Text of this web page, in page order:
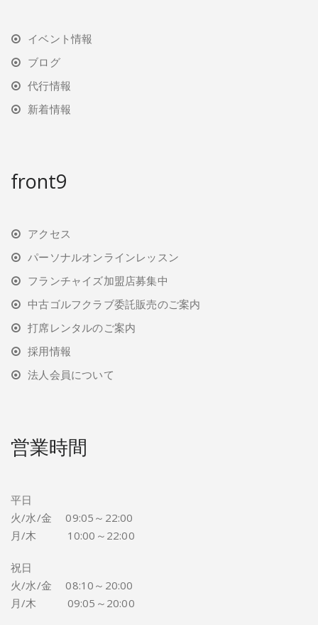
イベント情報
ブログ
代行情報
新着情報
front9
アクセス
パーソナルオンラインレッスン
フランチャイズ加盟店募集中
中古ゴルフクラブ委託販売のご案内
打席レンタルのご案内
採用情報
法人会員について
営業時間
平日
火/水/金 09:05～22:00
月/木 10:00～22:00
祝日
火/水/金 08:10～20:00
月/木 09:05～20:00